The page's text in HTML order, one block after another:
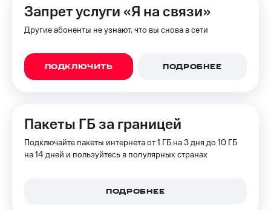
Запрет услуги «Я на связи»
Другие абоненты не узнают, что вы снова в сети
ПОДКЛЮЧИТЬ ПОДРОБНЕЕ
Пакеты ГБ за границей
Подключайте пакеты интернета от 1 ГБ на 3 дня до 10 ГБ
на 14 дней и пользуйтесь в популярных странах
ПОДРОБНЕЕ